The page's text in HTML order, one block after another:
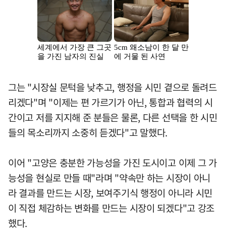
그는 "시장실 문턱을 낮추고, 행정을 시민 곁으로 돌려드
리겠다"며 "이제는 편 가르기가 아닌, 통합과 협력의 시
간이고 저를 지지해 준 분들은 물론, 다른 선택을 한 시민
들의 목소리까지 소중히 듣겠다"고 말했다.
이어 "고양은 충분한 가능성을 가진 도시이고 이제 그 가
능성을 현실로 만들 때"라며 "약속만 하는 시장이 아니
라 결과를 만드는 시장, 보여주기식 행정이 아니라 시민
이 직접 체감하는 변화를 만드는 시장이 되겠다"고 강조
했다.